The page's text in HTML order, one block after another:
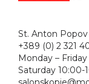
St.
+389 (0) 2 321
Monday –
Saturday 10:00-